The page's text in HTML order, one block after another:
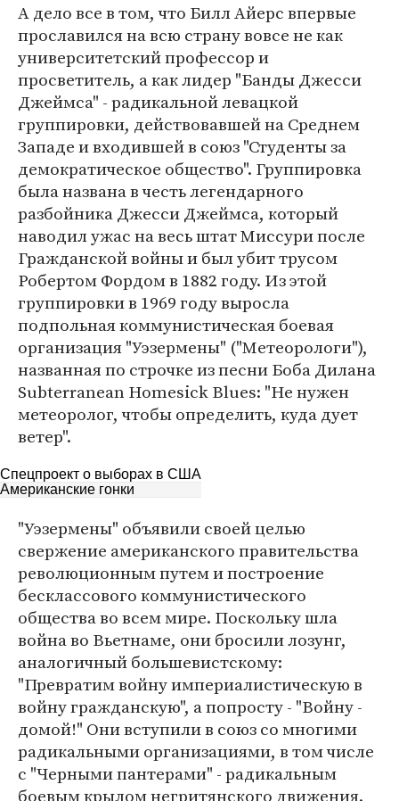
А дело все в том, что Билл Айерс впервые
прославился на всю страну вовсе не как
университетский профессор и
просветитель, а как лидер "Банды Джесси
Джеймса" - радикальной левацкой
группировки, действовавшей на Среднем
Западе и входившей в союз "Студенты за
демократическое общество". Группировка
была названа в честь легендарного
разбойника Джесси Джеймса, который
наводил ужас на весь штат Миссури после
Гражданской войны и был убит трусом
Робертом Фордом в 1882 году. Из этой
группировки в 1969 году выросла
подпольная коммунистическая боевая
организация "Уэзермены" ("Метеорологи"),
названная по строчке из песни Боба Дилана
Subterranean Homesick Blues: "Не нужен
метеоролог, чтобы определить, куда дует
ветер".
Спецпроект о выборах в США
Американские гонки
"Уэзермены" объявили своей целью
свержение американского правительства
революционным путем и построение
бесклассового коммунистического
общества во всем мире. Поскольку шла
война во Вьетнаме, они бросили лозунг,
аналогичный большевистскому:
"Превратим войну империалистическую в
войну гражданскую", а попросту - "Войну -
домой!" Они вступили в союз со многими
радикальными организациями, в том числе
с "Черными пантерами" - радикальным
боевым крылом негритянского движения.